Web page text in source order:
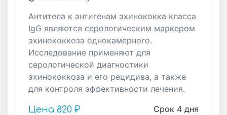
Антитела к антигенам эхинококка класса
IgG являются серологическим маркером
эхинококкоза однокамерного.
Исследование применяют для
серологической диагностики
эхинококкоза и его рецидива, а также
для контроля эффективности лечения.
Срок 4 дня
Цена 820 ₽